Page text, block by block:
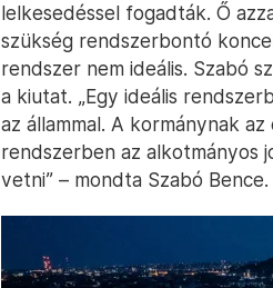
lelkesedéssel fogadták. Ő
szükség rendszerbontó
rendszer nem ideális. Szabó
a kiutat. „Egy ideális
az állammal. A kormánynak
rendszerben az alkotmányos
vetni” – mondta Szabó Bence.